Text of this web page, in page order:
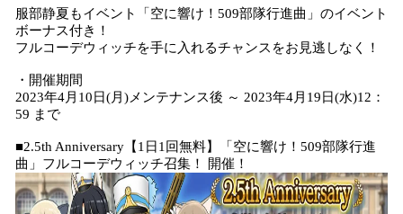
服部静夏もイベント「空に響け！509部隊行進曲」のイベント
ボーナス付き！
フルコーデウィッチを手に入れるチャンスをお見逃しなく！
・開催期間
2023年4月10日(月)メンテナンス後 ～ 2023年4月19日(水)12：
59 まで
■2.5th Anniversary【1日1回無料】「空に響け！509部隊行進
曲」フルコーデウィッチ召集！ 開催！